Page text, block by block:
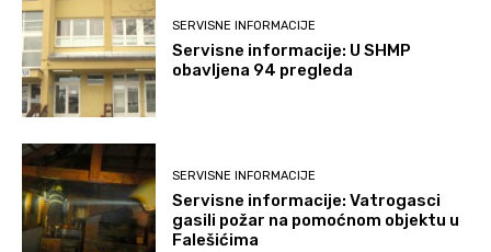
SERVISNE INFORMACIJE
Servisne informacije: U SHMP
obavljena 94 pregleda
SERVISNE INFORMACIJE
Servisne informacije: Vatrogasci
gasili požar na pomoćnom objektu u
Falešićima